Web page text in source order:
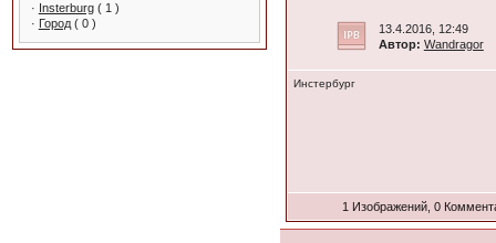
· Insterburg( 1 )
· Город( 0 )
13.4.2016, 12:49
Автор: Wandragor
Инстербург
1 Изображений, 0